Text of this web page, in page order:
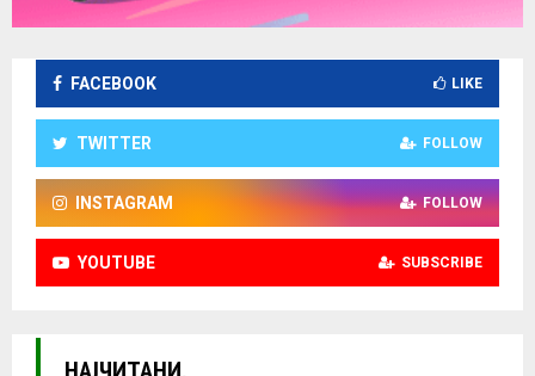
FACEBOOK LIKE
TWITTER FOLLOW
INSTAGRAM FOLLOW
YOUTUBE SUBSCRIBE